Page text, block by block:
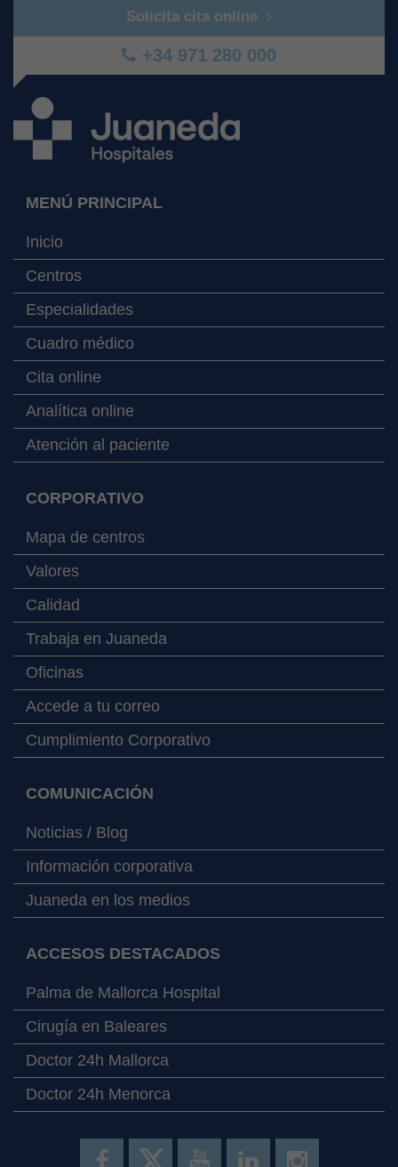
Solicita cita online
+34 971 280 000
MENÚ PRINCIPAL
Inicio
Centros
Especialidades
Cuadro médico
Cita online
Analítica online
Atención al paciente
CORPORATIVO
Mapa de centros
Valores
Calidad
Trabaja en Juaneda
Oficinas
Accede a tu correo
Cumplimiento Corporativo
COMUNICACIÓN
Noticias / Blog
Información corporativa
Juaneda en los medios
ACCESOS DESTACADOS
Palma de Mallorca Hospital
Cirugía en Baleares
Doctor 24h Mallorca
Doctor 24h Menorca